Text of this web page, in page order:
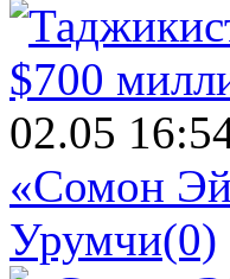
02.05
«Сомон
Урумчи(0)